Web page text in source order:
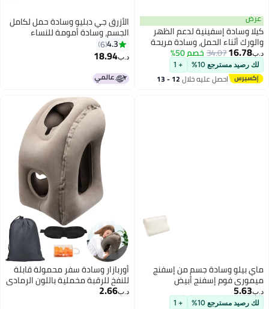
2
عرض
كيلا وسادة إسفينية لدعم الظهر
والورك أثناء الحمل، وسادة مريحة
للجلوس أو الاستلقاء أو النوم،
تصميم منخفض الارتفاع (أزرق)
د.ب‏16.78
34.07خصم 50%
لك رصيد مسترجع 10% + 1
احصل عليه خلال 12 - 13
الأزرق جي دبليو وسادة حمل لكامل
الجسم، وسادة أمومة للنساء
الحوامل، وسادة مريحة على شكل
حرف C مع غطاء مخملي قابل للإزالة
والغسل، مصنوعة من القطن
العضوي لتوفير الدعم للظهر
والوركين والساقين والبطن.
4.3
6
د.ب‏18.94
ماي بيلو وسادة جسم من إسفنج
ميموري فوم إسفنج أبيض
60x30x1.4Ø³Ù†ØªÙŠÙ…ØªØ±
د.ب‏5.63
لك رصيد مسترجع 10% + 1
أوربازار وسادة سفر محمولة قابلة
للنفخ للرقبة مخملية باللون الرمادي
مناسبة للطائرات والسيارات
د.ب‏2.66